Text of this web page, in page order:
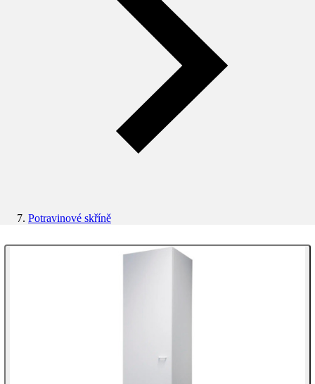
Potravinové skříně